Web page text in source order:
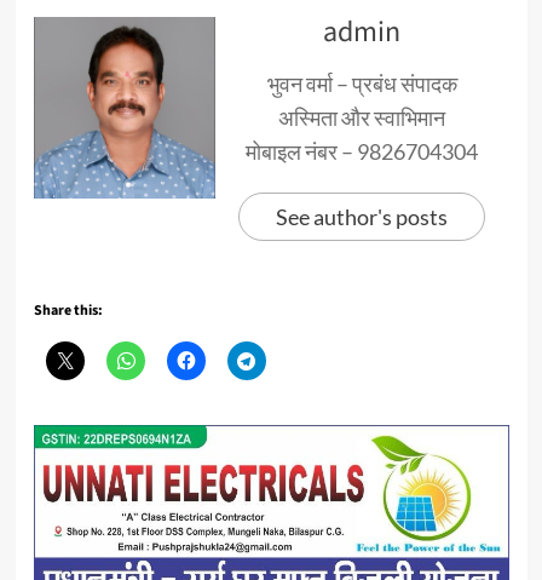
admin
भुवन वर्मा – प्रबंध संपादक
अस्मिता और स्वाभिमान
मोबाइल नंबर – 9826704304
See author's posts
Share this: